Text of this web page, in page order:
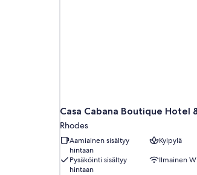
Casa Cabana Boutique Hotel
Rhodes
Aamiainen sisältyy
hintaan
Kylpylä
Pysäköinti sisältyy
hintaan
Ilmainen